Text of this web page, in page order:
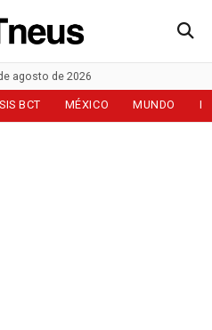
agosto de 2026
BCT MÉXICO MUNDO